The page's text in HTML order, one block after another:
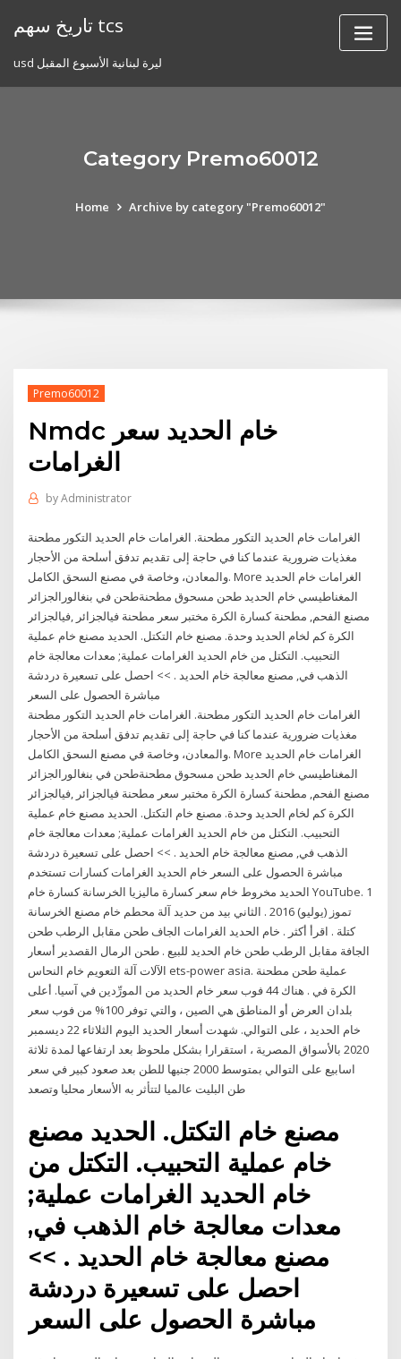
تاريخ سهم tcs
usd ليرة لبنانية الأسبوع المقبل
Category Premo60012
Home Archive by category "Premo60012"
Premo60012
Nmdc خام الحديد سعر
الغرامات
byAdministrator
الغرامات خام الحديد التكور مطحنة. الغرامات خام الحديد التكور مطحنة
مغذيات ضرورية عندما كنا في حاجة إلى تقديم تدفق أسلحة من الأحجار
والمعادن، وخاصة في مصنع السحق الكامل. More الغرامات خام الحديد
طحن في بنغالورالجزائر‎المغناطيسي خام الحديد طحن مسحوق مطحنة
فيالجزائر‎, كسارة الكرة مختبر سعر مطحنة فيالجزائر‎ مصنع الفحم, مطحنة
الكرة كم لخام الحديد وحدة. مصنع خام التكتل. الحديد مصنع خام عملية
التحبيب. التكتل من خام الحديد الغرامات عملية; معدات معالجة خام
الذهب في, مصنع معالجة خام الحديد . >> احصل على تسعيرة دردشة
مباشرة الحصول على السعر
الغرامات خام الحديد التكور مطحنة. الغرامات خام الحديد التكور مطحنة
مغذيات ضرورية عندما كنا في حاجة إلى تقديم تدفق أسلحة من الأحجار
والمعادن، وخاصة في مصنع السحق الكامل. More الغرامات خام الحديد
طحن في بنغالورالجزائر‎المغناطيسي خام الحديد طحن مسحوق مطحنة
فيالجزائر‎, كسارة الكرة مختبر سعر مطحنة فيالجزائر‎ مصنع الفحم, مطحنة
الكرة كم لخام الحديد وحدة. مصنع خام التكتل. الحديد مصنع خام عملية
التحبيب. التكتل من خام الحديد الغرامات عملية; معدات معالجة خام
الذهب في, مصنع معالجة خام الحديد . >> احصل على تسعيرة دردشة
مباشرة الحصول على السعر خام الحديد الغرامات كسارات تستخدم
الحديد مخروط خام سعر كسارة ماليزيا الخرسانة كسارة خام YouTube. 1
تموز (يوليو) 2016 . الثاني بيد من حديد آلة محطم خام مصنع الخرسانة
كتلة . اقرأ أكثر . خام الحديد الغرامات الجاف طحن مقابل الرطب طحن
الجافة مقابل الرطب طحن خام الحديد للبيع . طحن الرمال القصدير أسعار
الآلات آلة التعويم خام النحاس ets-power asia. عملية طحن مطحنة
الكرة في . هناك 44 فوب سعر خام الحديد من المورِّدين في آسيا. أعلى
بلدان العرض أو المناطق هي الصين ، والتي توفر 100% من فوب سعر
خام الحديد ، على التوالي. شهدت أسعار الحديد اليوم الثلاثاء 22 ديسمبر
2020 بالأسواق المصرية ، استقرارا بشكل ملحوظ بعد ارتفاعها لمدة ثلاثة
اسابيع على التوالي بمتوسط 2000 جنيها للطن بعد صعود كبير في سعر
طن البليت عالميا لتتأثر به الأسعار محليا وتصعد
مصنع خام التكتل. الحديد مصنع
خام عملية التحبيب. التكتل من
خام الحديد الغرامات عملية;
معدات معالجة خام الذهب في,
مصنع معالجة خام الحديد . >>
احصل على تسعيرة دردشة
مباشرة الحصول على السعر